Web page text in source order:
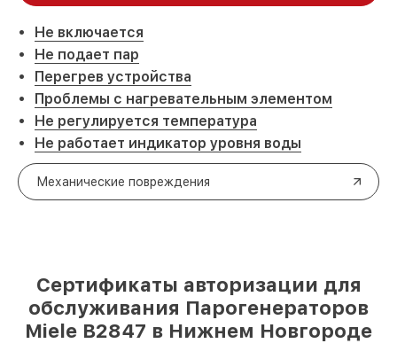
Не включается
Не подает пар
Перегрев устройства
Проблемы с нагревательным элементом
Не регулируется температура
Не работает индикатор уровня воды
Механические повреждения
Сертификаты авторизации для
обслуживания Парогенераторов
Miele B2847 в Нижнем Новгороде